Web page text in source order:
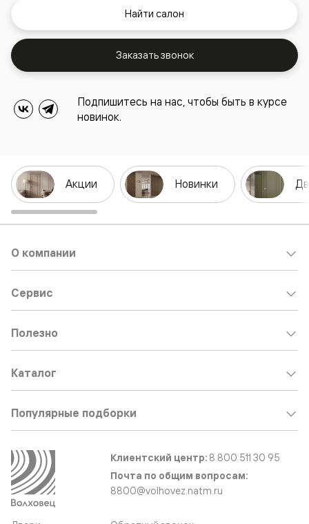
Найти салон
Заказать звонок
Подпишитесь на нас, чтобы быть в курсе
новинок.
Акции Новинки
О компании
Сервис
Полезно
Каталог
Популярные подборки
Клиентский центр: 8 800 511 30 95
Почта по общим вопросам:
8800@volhovez.natm.ru